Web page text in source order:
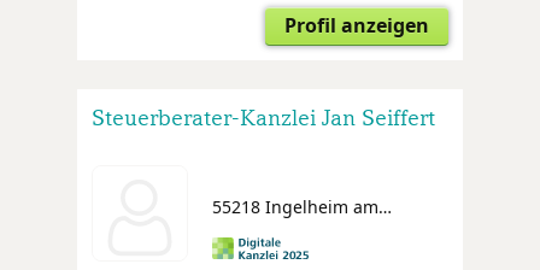
Profil anzeigen
Steuerberater-Kanzlei Jan Seiffert
55218 Ingelheim am Rhein